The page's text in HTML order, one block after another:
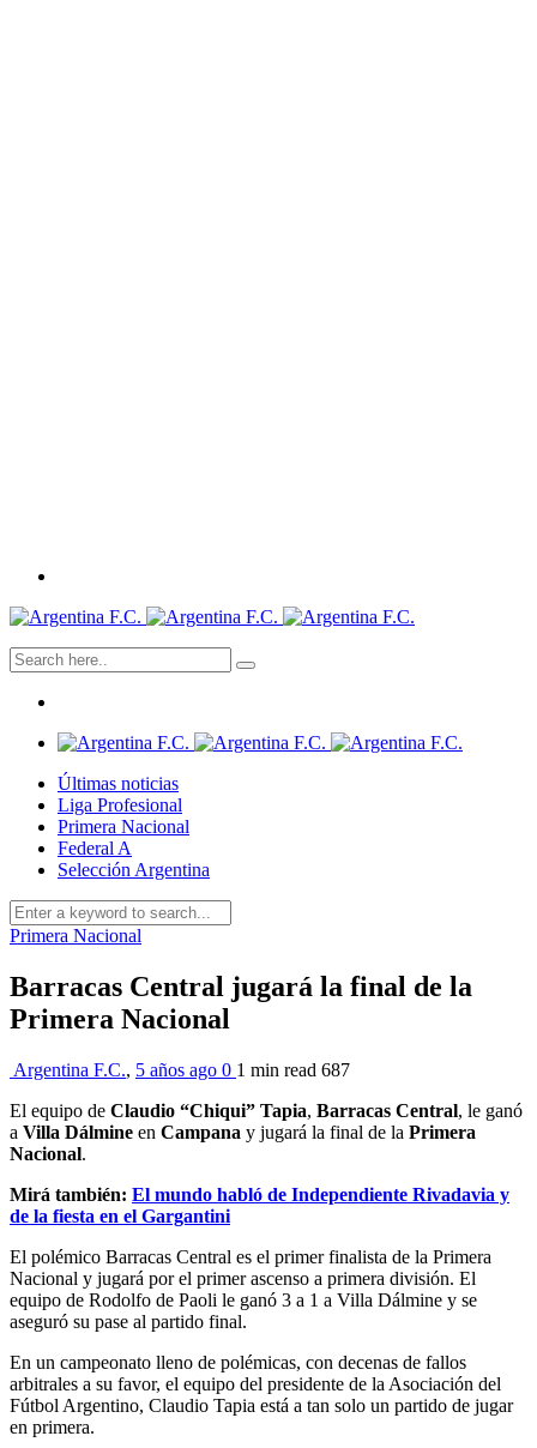
Últimas noticias
Liga Profesional
Primera Nacional
Federal A
Selección Argentina
Primera Nacional
Barracas Central jugará la final de la
Primera Nacional
Argentina F.C., 5 años ago 0 1 min read 687
El equipo de Claudio “Chiqui” Tapia, Barracas Central, le ganó
a Villa Dálmine en Campana y jugará la final de la Primera
Nacional.
Mirá también: El mundo habló de Independiente Rivadavia y
de la fiesta en el Gargantini
El polémico Barracas Central es el primer finalista de la Primera
Nacional y jugará por el primer ascenso a primera división. El
equipo de Rodolfo de Paoli le ganó 3 a 1 a Villa Dálmine y se
aseguró su pase al partido final.
En un campeonato lleno de polémicas, con decenas de fallos
arbitrales a su favor, el equipo del presidente de la Asociación del
Fútbol Argentino, Claudio Tapia está a tan solo un partido de jugar
en primera.